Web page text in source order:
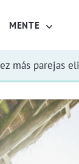
MENTE
más parejas